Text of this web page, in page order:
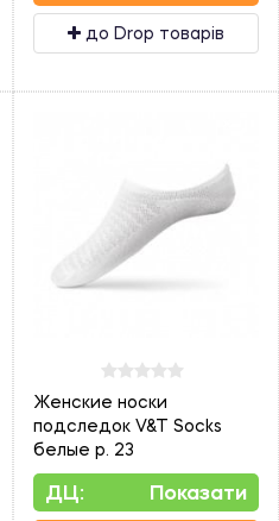
до Drop товарів
Женские носки
подследок V&T Socks
белые р. 23
ДЦ: Показати